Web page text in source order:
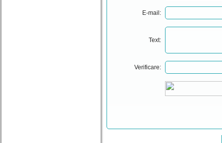
E-mail:
Text:
Verificare: